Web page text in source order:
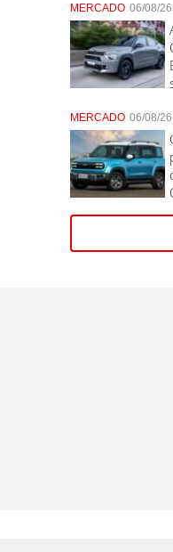
MERCADO 06/08/26
MERCADO 06/08/26